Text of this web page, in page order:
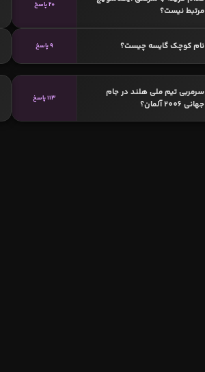
مرتبط نیست؟
20 پاسخ
نام کوچک گایسه چیست؟ 9 پاسخ
سرمربی تیم ملی هلند در جام
جهانی 2006 آلمان؟
113 پاسخ